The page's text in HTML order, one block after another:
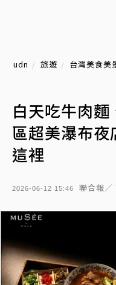
udn 旅遊 台灣美食美
白天吃牛肉
區超美瀑布夜
這裡
2026-06-12 15:46 聯合報／